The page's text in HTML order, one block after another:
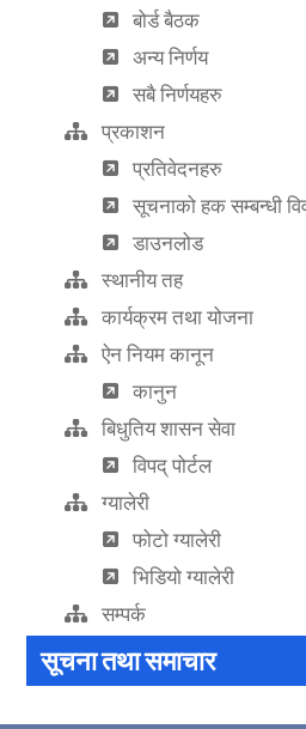
बोर्ड बैठक
अन्य निर्णय
सबै निर्णयहरु
प्रकाशन
प्रतिवेदनहरु
सूचनाको हक सम्बन्धी
डाउनलोड
स्थानीय तह
कार्यक्रम तथा योजना
ऐन नियम कानून
कानुन
बिधुतिय शासन सेवा
विपद् पोर्टल
ग्यालेरी
फोटो ग्यालेरी
भिडियो ग्यालेरी
सम्पर्क
सूचना तथा समाचार